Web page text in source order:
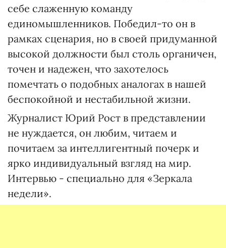
себе слаженную команду
единомышленников. Победил-то он в
рамках сценария, но в своей придуманной
высокой должности был столь органичен,
точен и надежен, что захотелось
помечтать о подобных аналогах в нашей
беспокойной и нестабильной жизни.
Журналист Юрий Рост в представлении
не нуждается, он любим, читаем и
почитаем за интеллигентный почерк и
ярко индивидуальный взгляд на мир.
Интервью - специально для «Зеркала
недели».